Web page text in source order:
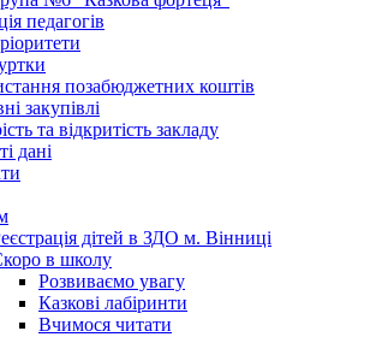
педагогів
позабюджетних коштів
закупівлі
та відкритість закладу
дані
дітей в ЗДО м. Вінниці
в школу
Розвиваємо увагу
Казкові лабіринти
Вчимося читати